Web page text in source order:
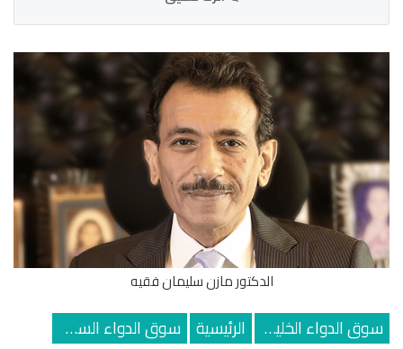
الدكتور مازن سليمان فقيه
سوق الدواء الخليجي الرئيسية سوق الدواء السعودي